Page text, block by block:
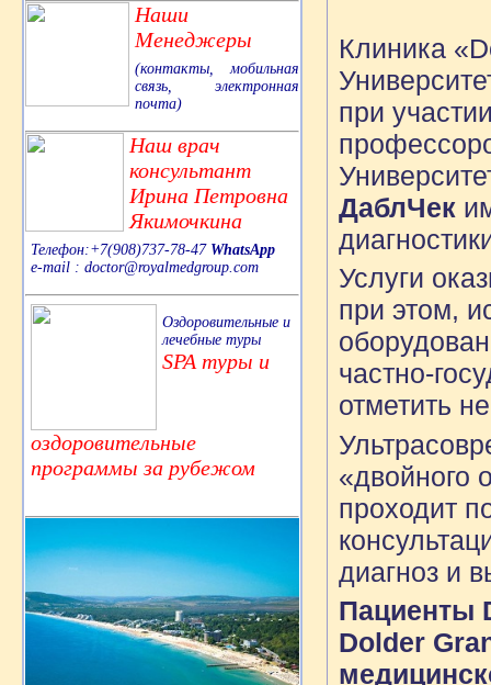
Наши
Менеджеры
(контакты, мобильная
связь, электронная
почта)
Наш врач
консультант
Ирина Петровна
Якимочкина
Телефон:+7(908)737-78-47 WhatsApp
e-mail : doctor@royalmedgroup.com
Оздоровительные и
лечебные туры
SPA туры и
оздоровительные
программы за рубежом
Клиника
при
ДаблЧек
Услуги
при этом,
частно-
отметить
«двойного
проходит
диагноз и
Пациенты
Dolder